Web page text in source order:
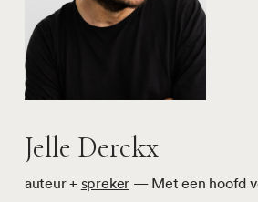
Jelle Derckx
auteur + spreker — Met een hoofd